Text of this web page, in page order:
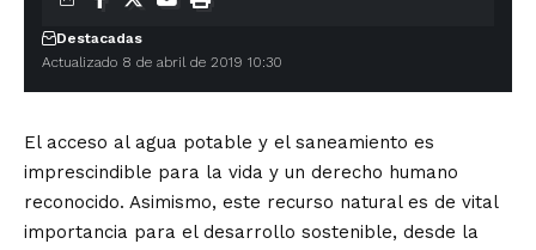
Actualizado 8 de abril de 2019 10:30
Destacadas
El acceso al agua potable y el saneamiento es
imprescindible para la vida y un derecho humano
reconocido. Asimismo, este recurso natural es de vital
importancia para el desarrollo sostenible, desde la